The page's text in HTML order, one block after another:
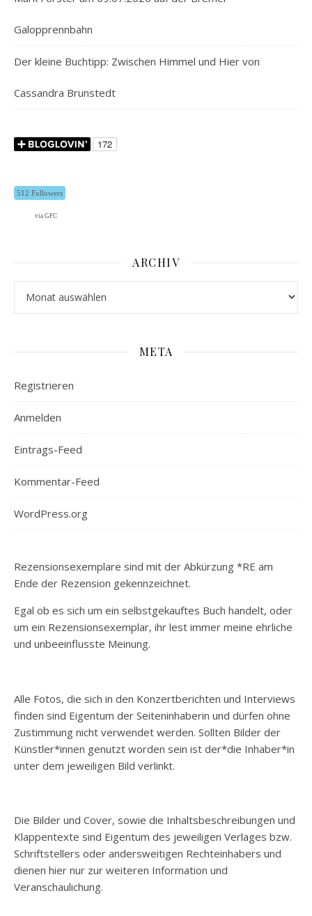
Galopprennbahn
Der kleine Buchtipp: Zwischen Himmel und Hier von
Cassandra Brunstedt
512 Followers
via GFC
ARCHIV
META
Registrieren
Anmelden
Eintrags-Feed
Kommentar-Feed
WordPress.org
Rezensionsexemplare sind mit der Abkürzung *RE am
Ende der Rezension gekennzeichnet.
Egal ob es sich um ein selbstgekauftes Buch handelt, oder
um ein Rezensionsexemplar, ihr lest immer meine ehrliche
und unbeeinflusste Meinung.
Alle Fotos, die sich in den Konzertberichten und Interviews
finden sind Eigentum der Seiteninhaberin und dürfen ohne
Zustimmung nicht verwendet werden. Sollten Bilder der
Künstler*innen genutzt worden sein ist der*die Inhaber*in
unter dem jeweiligen Bild verlinkt.
Die Bilder und Cover, sowie die Inhaltsbeschreibungen und
Klappentexte sind Eigentum des jeweiligen Verlages bzw.
Schriftstellers oder andersweitigen Rechteinhabers und
dienen hier nur zur weiteren Information und
Veranschaulichung.